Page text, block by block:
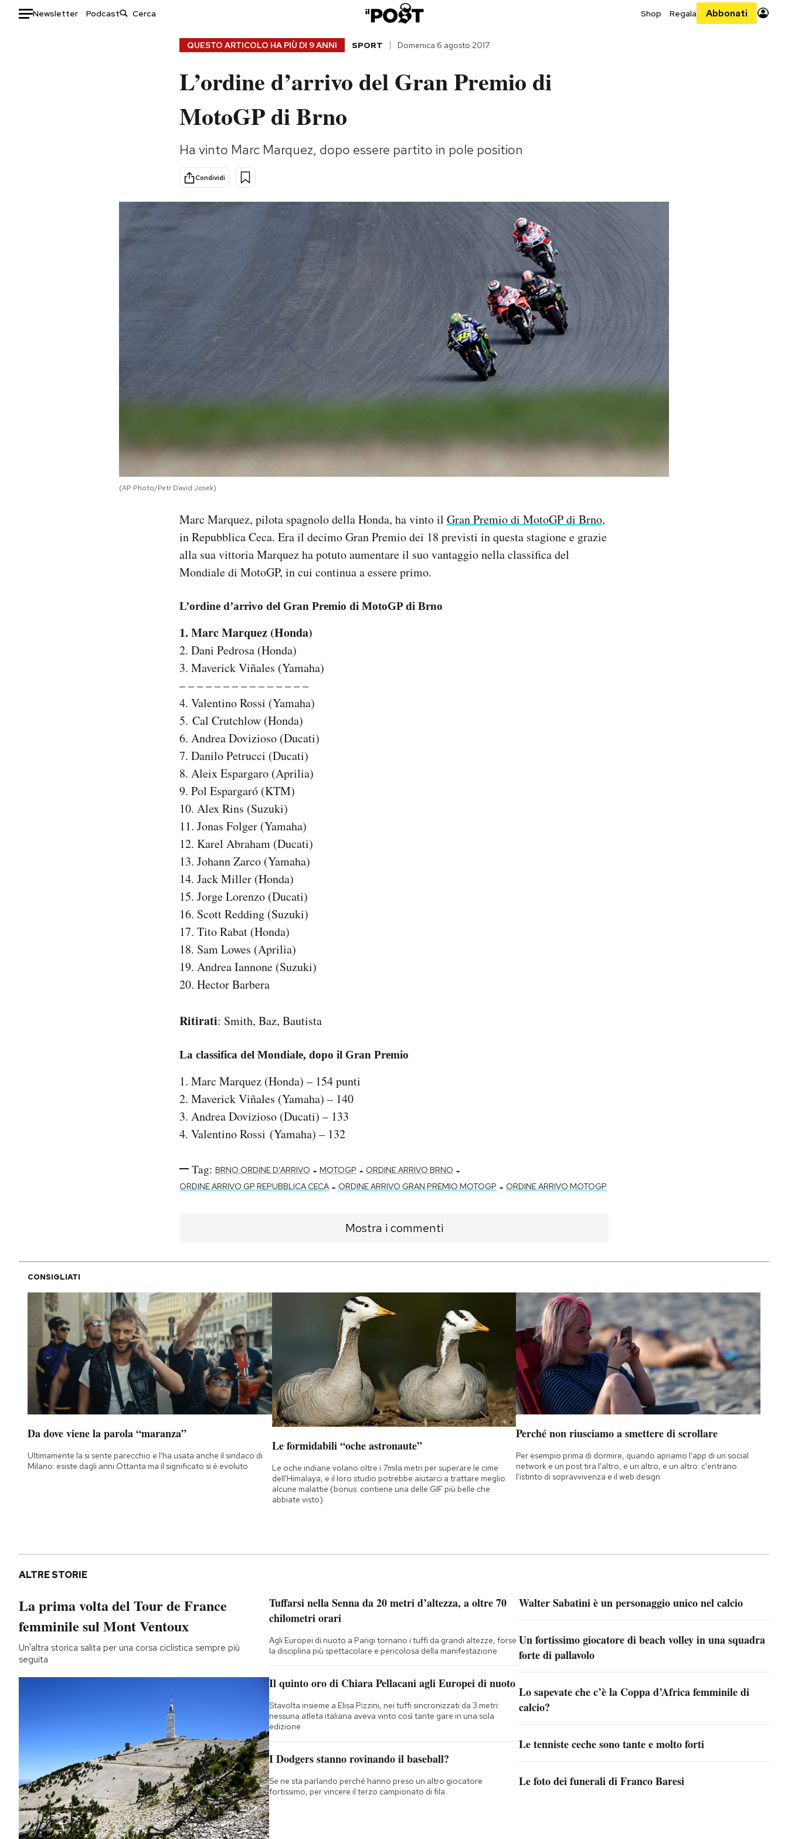
Newsletter Podcast Shop Regala Abbonati
Storie/Idee
Ok Boomer!
Europa
Altrecose
Mondiali calcio 2026
AREA PERSONALE
QUESTO ARTICOLO HA PIÙ DI 9 ANNI SPORT Domenica 6 agosto 2017
L’ordine d’arrivo del Gran Premio di
MotoGP di Brno
Ha vinto Marc Marquez, dopo essere partito in pole position
Condividi
(AP Photo/Petr David Josek)
Marc Marquez, pilota spagnolo della Honda, ha vinto il Gran Premio di MotoGP di Brno,
in Repubblica Ceca. Era il decimo Gran Premio dei 18 previsti in questa stagione e grazie
alla sua vittoria Marquez ha potuto aumentare il suo vantaggio nella classifica del
Mondiale di MotoGP, in cui continua a essere primo.
L’ordine d’arrivo del Gran Premio di MotoGP di Brno
1. Marc Marquez (Honda)
2. Dani Pedrosa (Honda)
3. Maverick Viñales (Yamaha)
– – – – – – – – – – – – – – –
4. Valentino Rossi (Yamaha)
5. Cal Crutchlow (Honda)
6. Andrea Dovizioso (Ducati)
7. Danilo Petrucci (Ducati)
8. Aleix Espargaro (Aprilia)
9. Pol Espargaró (KTM)
10. Alex Rins (Suzuki)
11. Jonas Folger (Yamaha)
12. Karel Abraham (Ducati)
13. Johann Zarco (Yamaha)
14. Jack Miller (Honda)
15. Jorge Lorenzo (Ducati)
16. Scott Redding (Suzuki)
17. Tito Rabat (Honda)
18. Sam Lowes (Aprilia)
19. Andrea Iannone (Suzuki)
20. Hector Barbera
Ritirati: Smith, Baz, Bautista
La classifica del Mondiale, dopo il Gran Premio
1. Marc Marquez (Honda) – 154 punti
2. Maverick Viñales (Yamaha) – 140
3. Andrea Dovizioso (Ducati) – 133
4. Valentino Rossi (Yamaha) – 132
Tag: BRNO ORDINE D'ARRIVO - MOTOGP - ORDINE ARRIVO BRNO -
ORDINE ARRIVO GP REPUBBLICA CECA - ORDINE ARRIVO GRAN PREMIO MOTOGP - ORDINE ARRIVO MOTOGP
Mostra i commenti
CONSIGLIATI
Da dove viene la parola “maranza”
Ultimamente la si sente parecchio e l'ha usata anche il sindaco di
Milano: esiste dagli anni Ottanta ma il significato si è evoluto
Le formidabili “oche astronaute”
Le oche indiane volano oltre i 7mila metri per superare le cime
dell'Himalaya, e il loro studio potrebbe aiutarci a trattare meglio
alcune malattie (bonus: contiene una delle GIF più belle che
abbiate visto)
Perché non riusciamo a smettere di scrollare
Per esempio prima di dormire, quando apriamo l'app di un social
network e un post tira l'altro, e un altro, e un altro: c'entrano
l'istinto di sopravvivenza e il web design
ALTRE STORIE
La prima volta del Tour de France
femminile sul Mont Ventoux
Un'altra storica salita per una corsa ciclistica sempre più
seguita
Tuffarsi nella Senna da 20 metri d’altezza, a oltre 70
chilometri orari
Agli Europei di nuoto a Parigi tornano i tuffi da grandi altezze, forse
la disciplina più spettacolare e pericolosa della manifestazione
Il quinto oro di Chiara Pellacani agli Europei di nuoto
Stavolta insieme a Elisa Pizzini, nei tuffi sincronizzati da 3 metri:
nessuna atleta italiana aveva vinto così tante gare in una sola
edizione
I Dodgers stanno rovinando il baseball?
Se ne sta parlando perché hanno preso un altro giocatore
fortissimo, per vincere il terzo campionato di fila
Walter Sabatini è un personaggio unico nel calcio
Un fortissimo giocatore di beach volley in una squadra
forte di pallavolo
Lo sapevate che c’è la Coppa d’Africa femminile di
calcio?
Le tenniste ceche sono tante e molto forti
Le foto dei funerali di Franco Baresi